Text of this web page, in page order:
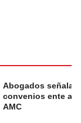
Abogados
convenios ente
AMC